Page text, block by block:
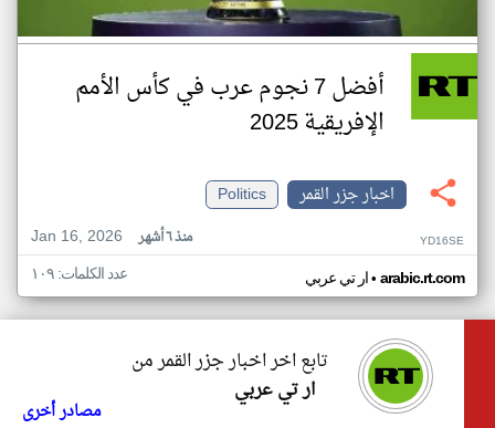
أفضل 7 نجوم عرب في كأس الأمم
الإفريقية 2025
اخبار جزر القمر
Politics
Jan 16, 2026
منذ ٦ أشهر YD16SE
ار تي عربي• arabic.rt.com عدد الكلمات: ١٠٩
تابع اخر اخبار جزر القمر من
ار تي عربي
مصادر أخرى